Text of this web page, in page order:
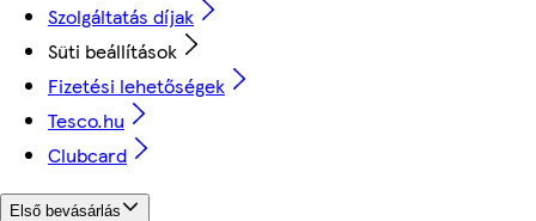
Szolgáltatás díjak
Süti beállítások
Fizetési lehetőségek
Tesco.hu
Clubcard
Első bevásárlás